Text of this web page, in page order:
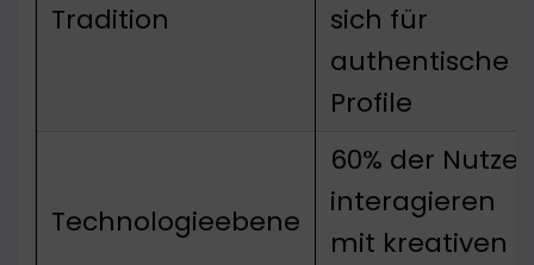
Tradition
sich für
authentische
Profile
Technologieebene
60% der Nutzer
interagieren
mit kreativen